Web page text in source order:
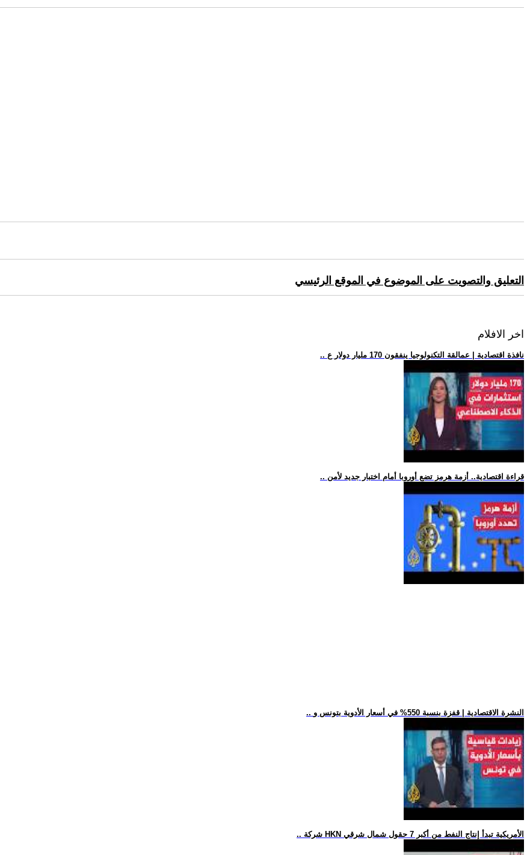
التعليق والتصويت على الموضوع في الموقع الرئيسي
اخر الافلام
.. نافذة اقتصادية | عمالقة التكنولوجيا ينفقون 170 مليار دولار ع
.. قراءة اقتصادية.. أزمة هرمز تضع أوروبا أمام اختبار جديد لأمن
.. النشرة الاقتصادية | قفزة بنسبة 550% في أسعار الأدوية بتونس و
.. شركة HKN الأمريكية تبدأ إنتاج النفط من أكبر 7 حقول شمال شرقي